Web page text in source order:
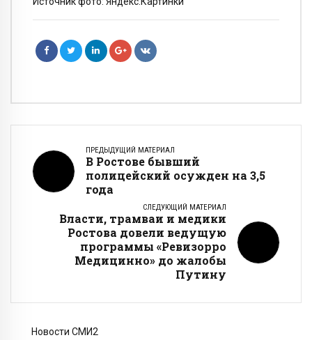
ПРЕДЫДУЩИЙ МАТЕРИАЛ
В Ростове бывший
полицейский осужден на 3,5
года
СЛЕДУЮЩИЙ МАТЕРИАЛ
Власти, трамваи и медики
Ростова довели ведущую
программы «Ревизорро
Медицинно» до жалобы
Путину
Новости СМИ2